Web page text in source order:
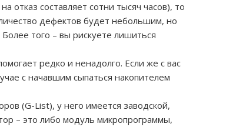
отказ составляет сотни тысяч часов), то
дефектов будет небольшим, но
того – вы рискуете лишиться
редко и ненадолго. Если же с вас
с начавшим сыпаться накопителем
(G-List), у него имеется заводской,
– это либо модуль микропрограммы,